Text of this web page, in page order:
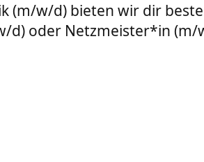
(m/w/d) bieten wir dir
d) oder Netzmeister*in